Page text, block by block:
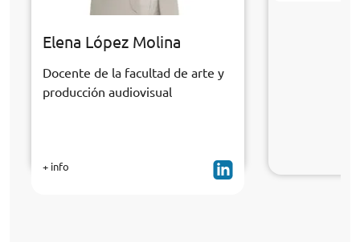
Elena López Molina
Docente de la facultad de arte y
producción audiovisual
+ info